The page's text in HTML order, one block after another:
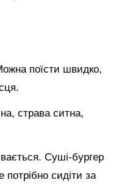
поїсти швидко,
страва ситна,
Суші-бургер
сидіти за